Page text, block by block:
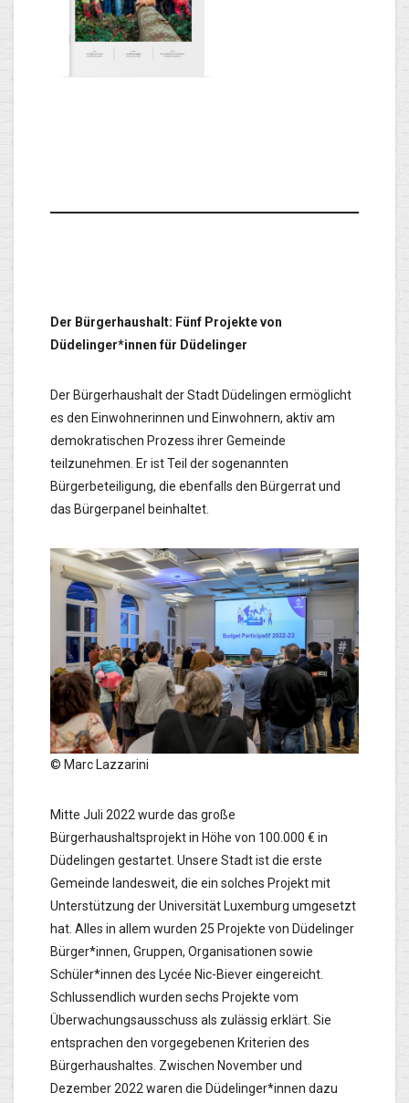
Der Bürgerhaushalt: Fünf Projekte von
Düdelinger*innen für Düdelinger
Der Bürgerhaushalt der Stadt Düdelingen ermöglicht
es den Einwohnerinnen und Einwohnern, aktiv am
demokratischen Prozess ihrer Gemeinde
teilzunehmen. Er ist Teil der sogenannten
Bürgerbeteiligung, die ebenfalls den Bürgerrat und
das Bürgerpanel beinhaltet.
© Marc Lazzarini
Mitte Juli 2022 wurde das große
Bürgerhaushaltsprojekt in Höhe von 100.000 € in
Düdelingen gestartet. Unsere Stadt ist die erste
Gemeinde landesweit, die ein solches Projekt mit
Unterstützung der Universität Luxemburg umgesetzt
hat. Alles in allem wurden 25 Projekte von Düdelinger
Bürger*innen, Gruppen, Organisationen sowie
Schüler*innen des Lycée Nic-Biever eingereicht.
Schlussendlich wurden sechs Projekte vom
Überwachungsausschuss als zulässig erklärt. Sie
entsprachen den vorgegebenen Kriterien des
Bürgerhaushaltes. Zwischen November und
Dezember 2022 waren die Düdelinger*innen dazu